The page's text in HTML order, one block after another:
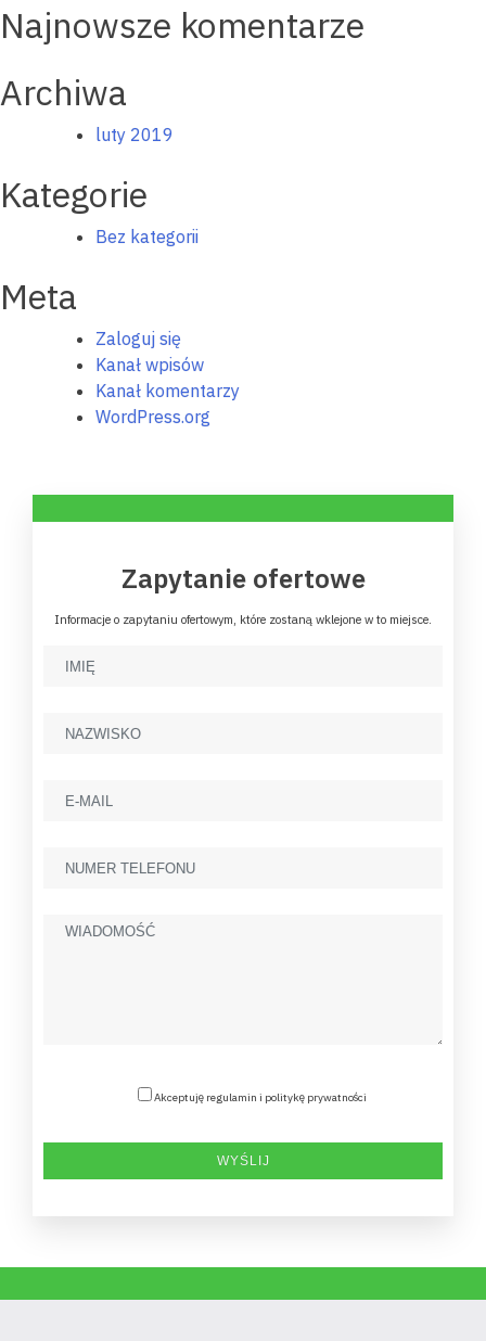
Najnowsze komentarze
Archiwa
luty 2019
Kategorie
Bez kategorii
Meta
Zaloguj się
Kanał wpisów
Kanał komentarzy
WordPress.org
Zapytanie ofertowe
Informacje o zapytaniu ofertowym, które zostaną wklejone w to miejsce.
Akceptuję regulamin i politykę prywatności